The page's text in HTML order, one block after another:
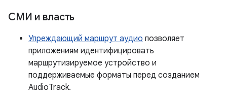
СМИ и власть
Упреждающий маршрут аудио позволяет
приложениям идентифицировать
маршрутизируемое устройство и
поддерживаемые форматы перед созданием
AudioTrack.